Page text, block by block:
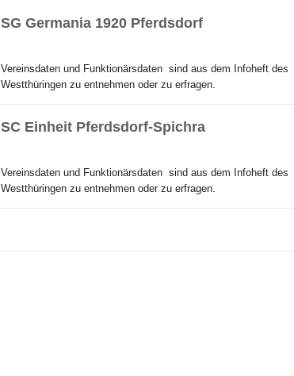
SG Germania 1920 Pferdsdorf
Vereinsdaten und Funktionärsdaten sind aus dem Infoheft des
Westthüringen zu entnehmen oder zu erfragen.
SC Einheit Pferdsdorf-Spichra
Vereinsdaten und Funktionärsdaten sind aus dem Infoheft des
Westthüringen zu entnehmen oder zu erfragen.